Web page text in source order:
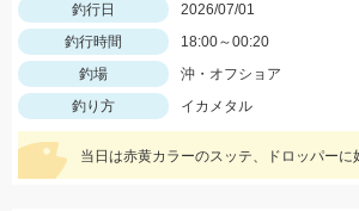
釣行日
2026/07/01
釣行時間
18:00～00:20
釣場
沖・オフショア
釣り方
イカメタル